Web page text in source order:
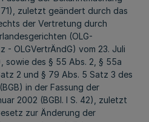
zuletzt geändert durch das
der Vertretung durch
(OLG-
- OLGVertrÄndG) vom 23. Juli
sowie des § 55 Abs. 2, § 55a
2 und § 79 Abs. 5 Satz 3 des
in der Fassung der
2002 (BGBl. I S. 42), zuletzt
zur Änderung der